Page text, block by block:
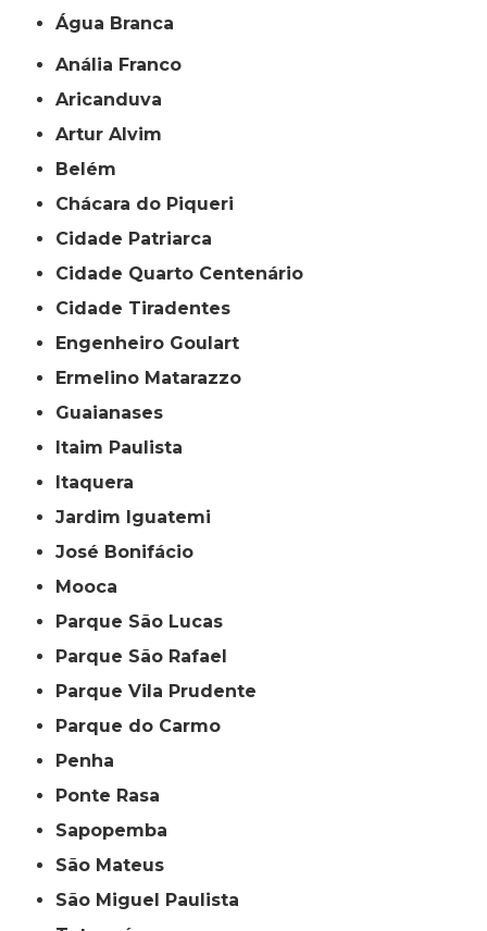
Água Branca
Anália Franco
Aricanduva
Artur Alvim
Belém
Chácara do Piqueri
Cidade Patriarca
Cidade Quarto Centenário
Cidade Tiradentes
Engenheiro Goulart
Ermelino Matarazzo
Guaianases
Itaim Paulista
Itaquera
Jardim Iguatemi
José Bonifácio
Mooca
Parque São Lucas
Parque São Rafael
Parque Vila Prudente
Parque do Carmo
Penha
Ponte Rasa
Sapopemba
São Mateus
São Miguel Paulista